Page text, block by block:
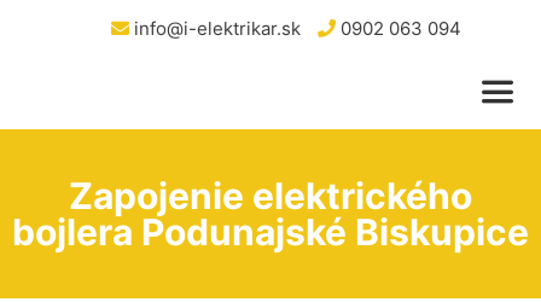
info@i-elektrikar.sk 0902 063 094
Zapojenie elektrického
bojlera Podunajské Biskupice